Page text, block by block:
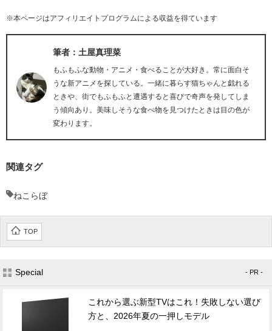
※本ページはアフィリエイトプログラムによる収益を得ています
筆者：土屋真理菜
もふもふな動物・アニメ・食べることが大好き。常に面白そ
うな新アニメを探している。一緒に暮らす猫ちゃんと戯れる
ときや、街でもふもふと遭遇すると喜びで奇声を発してしま
う傾向あり。美味しそうな食べ物を見つけたときは目の色が
変わります。
関連タグ
ねこらぼ
TOP
Special - PR -
これから選ぶ新型TVはこれ！失敗しない選び
方と、2026年夏の一押しモデル